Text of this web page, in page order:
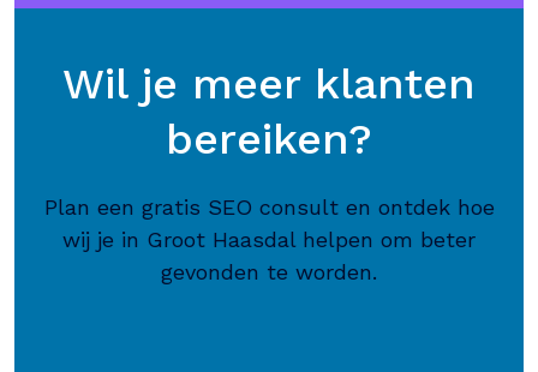
Wil je meer klanten
bereiken?
Plan een gratis SEO consult en ontdek hoe
wij je in Groot Haasdal helpen om beter
gevonden te worden.